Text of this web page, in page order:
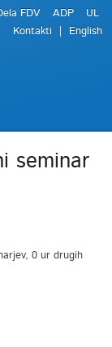
FDV ADP
UL
Kontakti
English
seminar
0 ur drugih